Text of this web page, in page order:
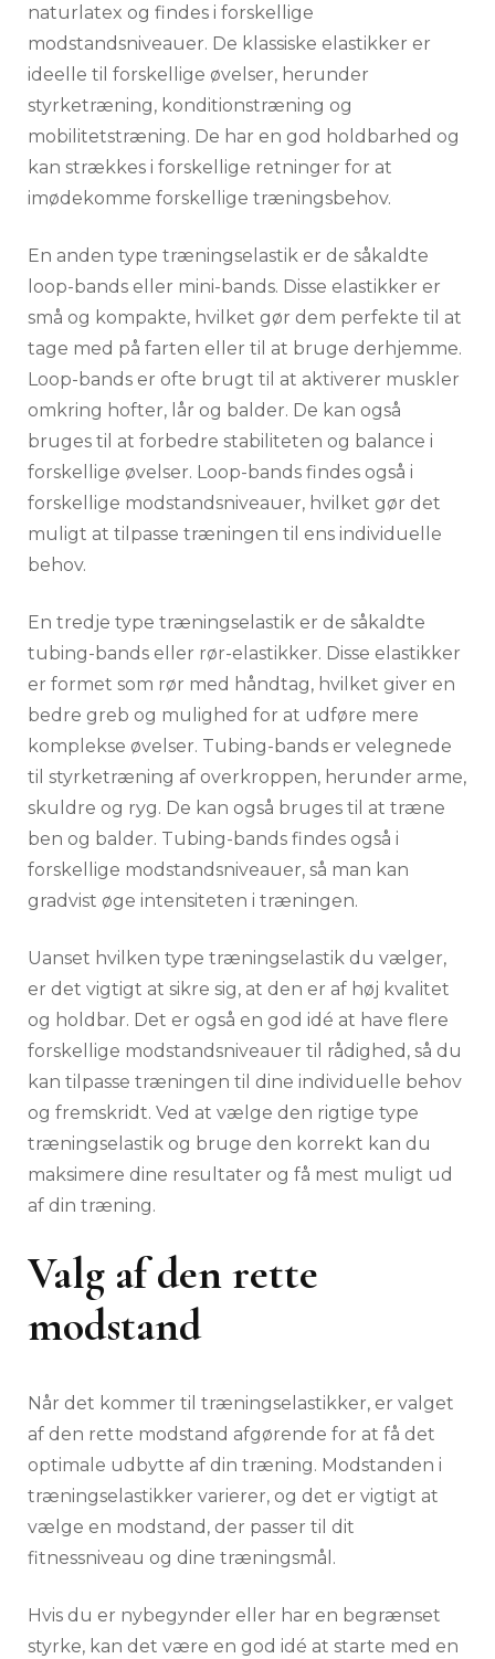
naturlatex og findes i forskellige
modstandsniveauer. De klassiske elastikker er
ideelle til forskellige øvelser, herunder
styrketræning, konditionstræning og
mobilitetstræning. De har en god holdbarhed og
kan strækkes i forskellige retninger for at
imødekomme forskellige træningsbehov.
En anden type træningselastik er de såkaldte
loop-bands eller mini-bands. Disse elastikker er
små og kompakte, hvilket gør dem perfekte til at
tage med på farten eller til at bruge derhjemme.
Loop-bands er ofte brugt til at aktiverer muskler
omkring hofter, lår og balder. De kan også
bruges til at forbedre stabiliteten og balance i
forskellige øvelser. Loop-bands findes også i
forskellige modstandsniveauer, hvilket gør det
muligt at tilpasse træningen til ens individuelle
behov.
En tredje type træningselastik er de såkaldte
tubing-bands eller rør-elastikker. Disse elastikker
er formet som rør med håndtag, hvilket giver en
bedre greb og mulighed for at udføre mere
komplekse øvelser. Tubing-bands er velegnede
til styrketræning af overkroppen, herunder arme,
skuldre og ryg. De kan også bruges til at træne
ben og balder. Tubing-bands findes også i
forskellige modstandsniveauer, så man kan
gradvist øge intensiteten i træningen.
Uanset hvilken type træningselastik du vælger,
er det vigtigt at sikre sig, at den er af høj kvalitet
og holdbar. Det er også en god idé at have flere
forskellige modstandsniveauer til rådighed, så du
kan tilpasse træningen til dine individuelle behov
og fremskridt. Ved at vælge den rigtige type
træningselastik og bruge den korrekt kan du
maksimere dine resultater og få mest muligt ud
af din træning.
Valg af den rette
modstand
Når det kommer til træningselastikker, er valget
af den rette modstand afgørende for at få det
optimale udbytte af din træning. Modstanden i
træningselastikker varierer, og det er vigtigt at
vælge en modstand, der passer til dit
fitnessniveau og dine træningsmål.
Hvis du er nybegynder eller har en begrænset
styrke, kan det være en god idé at starte med en